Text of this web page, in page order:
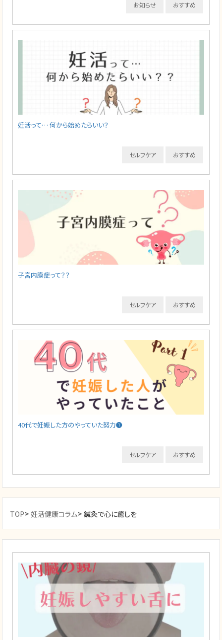
おすすめ
お知らせ
妊活って… 何から始めたらいい？
おすすめ
セルフケア
子宮内膜症って？？
おすすめ
セルフケア
40代で妊娠した方のやっていた努力❶
おすすめ
セルフケア
TOP>妊活健康コラム>鍼灸で心に癒しを